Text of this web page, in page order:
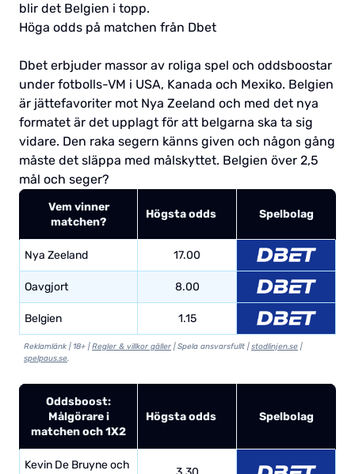
blir det Belgien i topp.
Höga odds på matchen från Dbet
Dbet erbjuder massor av roliga spel och oddsboostar
under fotbolls-VM i USA, Kanada och Mexiko. Belgien
är jättefavoriter mot Nya Zeeland och med det nya
formatet är det upplagt för att belgarna ska ta sig
vidare. Den raka segern känns given och någon gång
måste det släppa med målskyttet. Belgien över 2,5
mål och seger?
Vem vinner
matchen?
Högsta odds Spelbolag
Nya Zeeland 17.00
Oavgjort 8.00
Belgien 1.15
Reklamlänk | 18+ |Regler & villkor gäller | Spela ansvarsfullt |stodlinjen.se |
spelpaus.se.
Oddsboost:
Målgörare i
matchen och 1X2
Högsta odds Spelbolag
Kevin De Bruyne och